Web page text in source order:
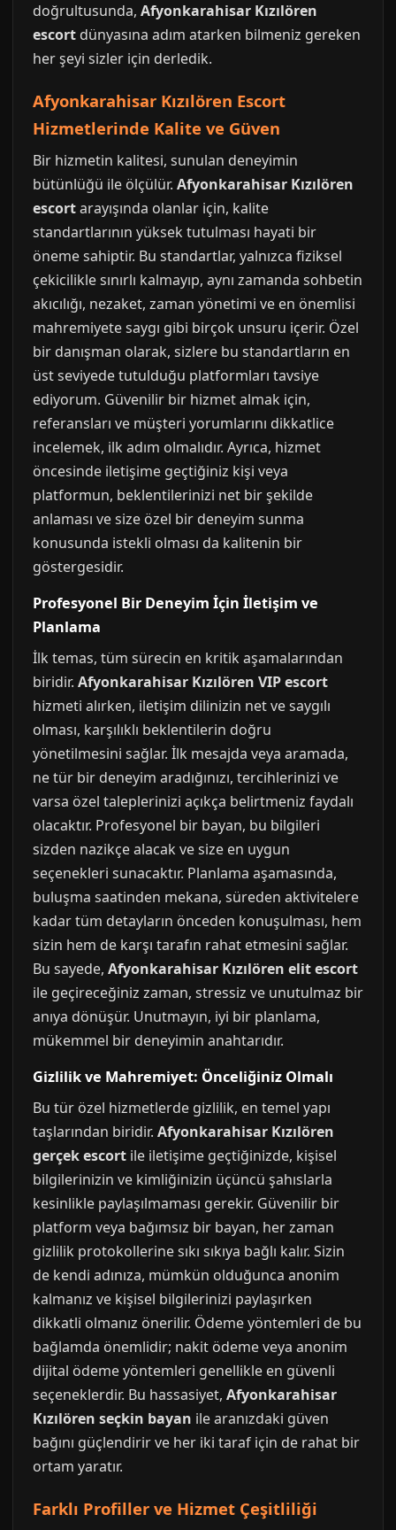
doğrultusunda, Afyonkarahisar Kızılören
escort dünyasına adım atarken bilmeniz gereken
her şeyi sizler için derledik.
Afyonkarahisar Kızılören Escort
Hizmetlerinde Kalite ve Güven
Bir hizmetin kalitesi, sunulan deneyimin
bütünlüğü ile ölçülür. Afyonkarahisar Kızılören
escortarayışında olanlar için, kalite
standartlarının yüksek tutulması hayati bir
öneme sahiptir. Bu standartlar, yalnızca fiziksel
çekicilikle sınırlı kalmayıp, aynı zamanda sohbetin
akıcılığı, nezaket, zaman yönetimi ve en önemlisi
mahremiyete saygı gibi birçok unsuru içerir. Özel
bir danışman olarak, sizlere bu standartların en
üst seviyede tutulduğu platformları tavsiye
ediyorum. Güvenilir bir hizmet almak için,
referansları ve müşteri yorumlarını dikkatlice
incelemek, ilk adım olmalıdır. Ayrıca, hizmet
öncesinde iletişime geçtiğiniz kişi veya
platformun, beklentilerinizi net bir şekilde
anlaması ve size özel bir deneyim sunma
konusunda istekli olması da kalitenin bir
göstergesidir.
Profesyonel Bir Deneyim İçin İletişim ve
Planlama
İlk temas, tüm sürecin en kritik aşamalarından
biridir. Afyonkarahisar Kızılören VIP escort
hizmeti alırken, iletişim dilinizin net ve saygılı
olması, karşılıklı beklentilerin doğru
yönetilmesini sağlar. İlk mesajda veya aramada,
ne tür bir deneyim aradığınızı, tercihlerinizi ve
varsa özel taleplerinizi açıkça belirtmeniz faydalı
olacaktır. Profesyonel bir bayan, bu bilgileri
sizden nazikçe alacak ve size en uygun
seçenekleri sunacaktır. Planlama aşamasında,
buluşma saatinden mekana, süreden aktivitelere
kadar tüm detayların önceden konuşulması, hem
sizin hem de karşı tarafın rahat etmesini sağlar.
Bu sayede, Afyonkarahisar Kızılören elit escort
ile geçireceğiniz zaman, stressiz ve unutulmaz bir
anıya dönüşür. Unutmayın, iyi bir planlama,
mükemmel bir deneyimin anahtarıdır.
Gizlilik ve Mahremiyet: Önceliğiniz Olmalı
Bu tür özel hizmetlerde gizlilik, en temel yapı
taşlarından biridir. Afyonkarahisar Kızılören
gerçek escort ile iletişime geçtiğinizde, kişisel
bilgilerinizin ve kimliğinizin üçüncü şahıslarla
kesinlikle paylaşılmaması gerekir. Güvenilir bir
platform veya bağımsız bir bayan, her zaman
gizlilik protokollerine sıkı sıkıya bağlı kalır. Sizin
de kendi adınıza, mümkün olduğunca anonim
kalmanız ve kişisel bilgilerinizi paylaşırken
dikkatli olmanız önerilir. Ödeme yöntemleri de bu
bağlamda önemlidir; nakit ödeme veya anonim
dijital ödeme yöntemleri genellikle en güvenli
seçeneklerdir. Bu hassasiyet, Afyonkarahisar
Kızılören seçkin bayan ile aranızdaki güven
bağını güçlendirir ve her iki taraf için de rahat bir
ortam yaratır.
Farklı Profiller ve Hizmet Çeşitliliği